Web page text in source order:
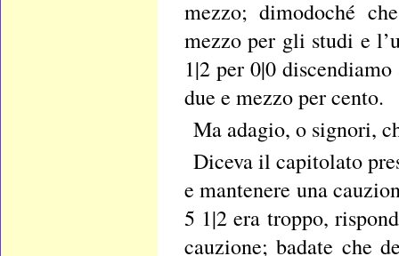
mezzo; dimodoché
mezzo per gli studi e
1|2 per 0|0
due e mezzo per cento.
Ma adagio, o signori,
Diceva il capitolato
e mantenere una
5 1|2 era troppo,
cauzione; badate che